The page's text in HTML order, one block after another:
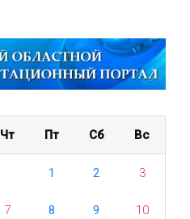
Чт Пт Сб Вс
1 2 3
7 8 9 10